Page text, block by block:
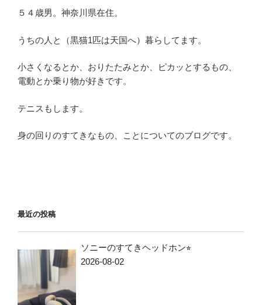
５４歳男。神奈川県在住。
うちの人と（黒猫1匹は天国へ）暮らしてます。
小さくなるとか、おりたたみとか、ピカッとするもの、
電動とか乗り物が好きです。
テニスもします。
身の回りのすてきなもの、ことについてのブログです。
最近の投稿
ソニーのすてきヘッドホン⭐︎
2026-08-02